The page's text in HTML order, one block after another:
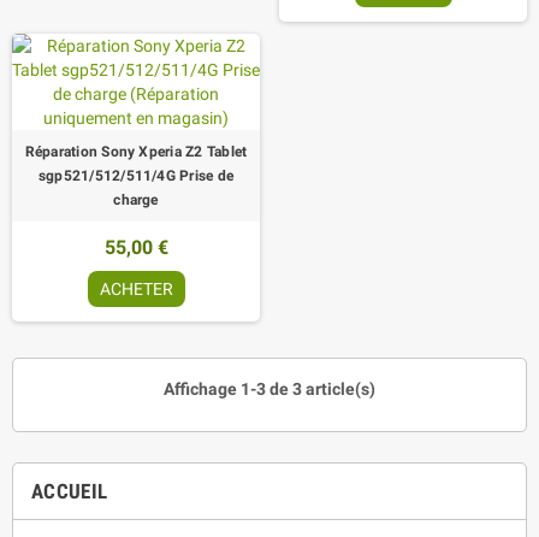
ACCUEIL
Réparation Sony Xperia Z2 Tablet
sgp521/512/511/4G Prise de
charge
55,00 €
ACHETER
Affichage 1-3 de 3 article(s)